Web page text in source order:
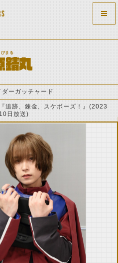
まる
錆丸
ダーガッチャード
追跡、錬金、スケボーズ！』(2023
日放送)